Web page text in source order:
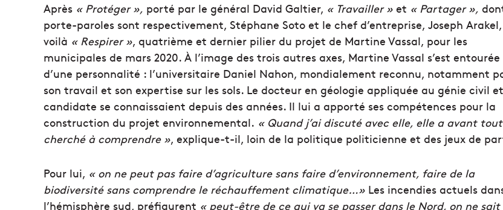
Après « Protéger », porté par le général David Galtier, « Travailler » et « Partager »,
porte-paroles sont respectivement, Stéphane Soto et le chef d’entreprise, Joseph Arakel,
voilà « Respirer », quatrième et dernier pilier du projet de Martine Vassal, pour les
municipales de mars 2020. À l’image des trois autres axes, Martine Vassal s’est entourée
d’une personnalité : l’universitaire Daniel Nahon, mondialement reconnu, notamment
son travail et son expertise sur les sols. Le docteur en géologie appliquée au génie civil
candidate se connaissaient depuis des années. Il lui a apporté ses compétences pour la
construction du projet environnemental. « Quand j’ai discuté avec elle, elle a avant tout
cherché à comprendre », explique-t-il, loin de la politique politicienne et des jeux de
Pour lui, « on ne peut pas faire d’agriculture sans faire d’environnement, faire de la
biodiversité sans comprendre le réchauffement climatique…» Les incendies actuels
l’hémisphère sud, préfigurent « peut-être de ce qui va se passer dans le Nord, on ne sait